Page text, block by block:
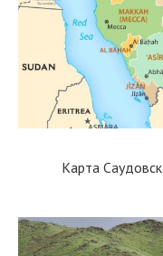
Карта